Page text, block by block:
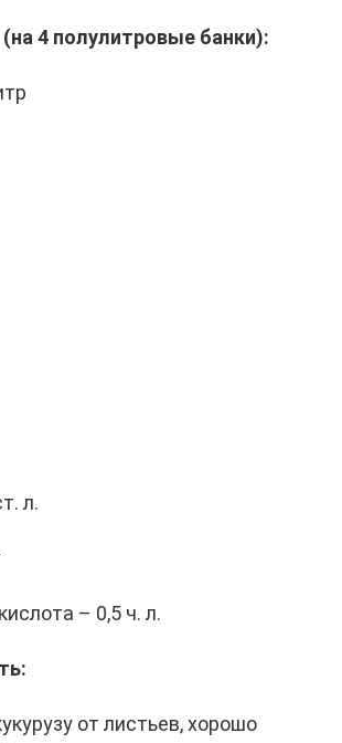
4 полулитровые банки):
л.
– 0,5 ч. л.
от листьев, хорошо